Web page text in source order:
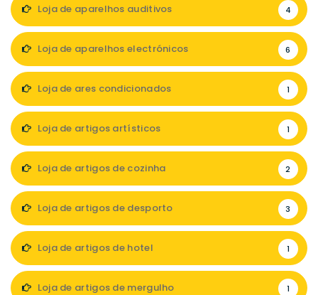
Loja de aparelhos auditivos 4
Loja de aparelhos electrónicos 6
Loja de ares condicionados 1
Loja de artigos artísticos 1
Loja de artigos de cozinha 2
Loja de artigos de desporto 3
Loja de artigos de hotel 1
Loja de artigos de mergulho 1